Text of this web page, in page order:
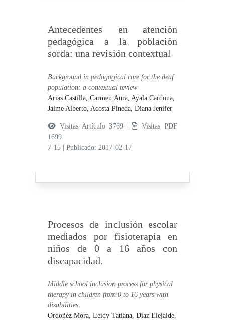
Antecedentes en atención
pedagógica a la población
sorda: una revisión contextual
Background in pedagogical care for the deaf
population: a contextual review
Arias Castilla, Carmen Aura,Ayala Cardona,
Jaime Alberto,Acosta Pineda, Diana Jenifer
Visitas Artículo 3769 |
Visitas PDF
1699
7-15
|Publicado: 2017-02-17
Procesos de inclusión escolar
mediados por fisioterapia en
niños de 0 a 16 años con
discapacidad.
Middle school inclusion process for physical
therapy in children from 0 to 16 years with
disabilities
Ordoñez Mora, Leidy Tatiana,Díaz Elejalde,